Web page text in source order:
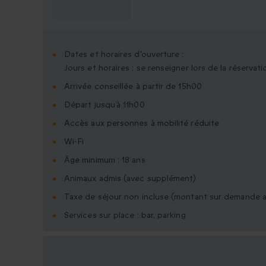
Dates et horaires d'ouverture :
Jours et horaires : se renseigner lors de la
Arrivée conseillée à partir de 15h00
Départ jusqu’à 11h00
Accès aux personnes à mobilité réduite
Wi-Fi
Âge minimum : 18 ans
Animaux admis (avec supplément)
Taxe de séjour non incluse (montant sur demande
Services sur place : bar, parking